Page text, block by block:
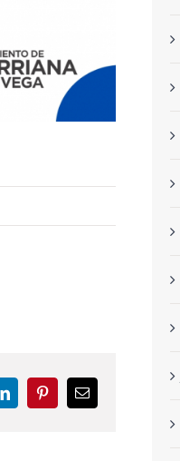
LinkedInPinterestCorreo
electrónico